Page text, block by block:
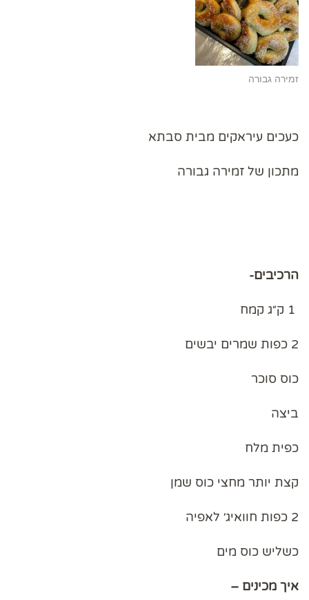
זמירה גבורה
כעכים עיראקים מבית סבתא
מתכון של זמירה גבורה
הרכיבים-
2 כפות שמרים יבשים
כוס סוכר
ביצה
כפית מלח
קצת יותר מחצי כוס שמן
2 כפות חוואיג׳ לאפיה
כשליש כוס מים
איך מכינים –